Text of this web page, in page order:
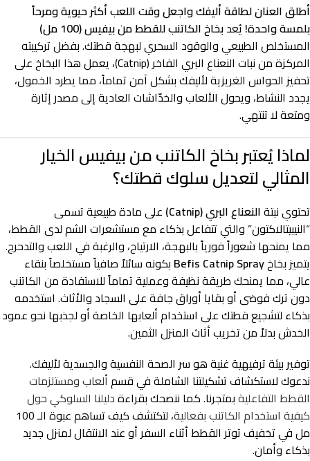
أطلق العنان لطاقة أليفك واجعل وقت اللعب أكثر حيوية ومرحاً
بلمسة واحدة! يُعدبخاخ الكاتنب للقطط من بيفيس (100 مل)
المستخلص الطبيعي والوقود السحري لبهجة قطتك. بفضل تركيبته
المركزة من نبات النعناع البري الفاخر (Catnip)، يعمل هذا البخاخ على
تحفيز الحواس الغريزية لأليفك بشكل آمن تماماً، مما يطرد الخمول،
يجدد النشاط، ويحول الألعاب والخدّاشات العادية إلى مصدر إثارة
ومتعة لا تنتهي.
لماذا يُعتبر بخاخ الكاتنب من بيفيس الخيار
المثالي لتعديل سلوك قطتك؟
تحتوي نبتةالنعناع البري (Catnip)
على مادة طبيعية تسمى
“النيبيتالاكتون” والتي تتفاعل بذكاء مع مستشعرات الشم لدى القطط،
مما يمنحها شعوراً فورياً بالبهجة، الارتياح، والرغبة في اللعب والتدحرج.
يتميز بخاخBefis Catnip Spray بكونه سائلاً صافياً مستخلصاً بنقاء
عالي، مما يمنحك طريقة نظيفة وعملية تماماً للاستفادة من الكاتنب
دون ترك فوضى أو بقايا أوراق جافة على السجاد والأثاث. استخدمه
بذكاء لتشجيع قطتك على استخدام ألعابها الخاصة أو لجذبها نحو عمود
الخدش بدلاً من تخريب أثاث المنزل الثمين.
توفير بيئة ترفيهية غنية هو سر الصحة النفسية والجسدية لأليفك.
ندعوك لاستكشاف تشكيلتنا الشاملة في قسمألعاب ومستلزمات
القطط التفاعليةبمتجرنا. كما ننصحك بقراءةدليلنا السلوكي حول
كيفية استخدام الكاتنب بفعالية
، لتكتشف كيف تساهم عبوة الـ 100
مل في تخفيف توتر القطط أثناء السفر أو عند الانتقال لمنزل جديد
بذكاء وأمان.